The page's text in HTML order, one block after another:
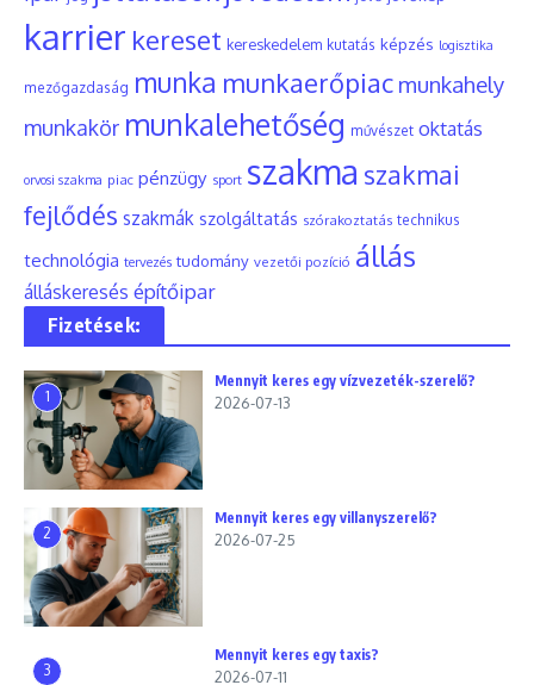
karrier kereset kereskedelem kutatás képzés logisztika
mezőgazdaság munka munkaerőpiac munkahely
munkakör munkalehetőség művészet oktatás
orvosi szakma piac pénzügy sport szakma szakmai
fejlődés szakmák szolgáltatás szórakoztatás technikus
technológia tervezés tudomány vezetői pozíció állás
álláskeresés építőipar
Fizetések:
1
Mennyit keres egy vízvezeték-szerelő?
2026-07-13
2
Mennyit keres egy villanyszerelő?
2026-07-25
3
Mennyit keres egy taxis?
2026-07-11